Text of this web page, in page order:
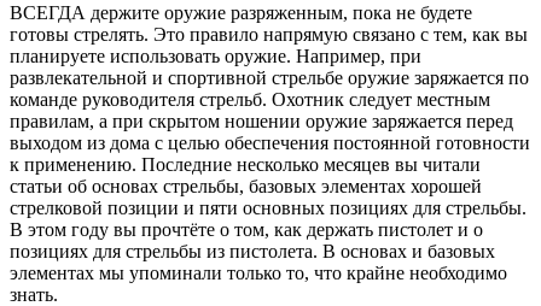
ВСЕГДА держите оружие разряженным, пока не будете
готовы стрелять. Это правило напрямую связано с тем, как вы
планируете использовать оружие. Например, при
развлекательной и спортивной стрельбе оружие заряжается по
команде руководителя стрельб. Охотник следует местным
правилам, а при скрытом ношении оружие заряжается перед
выходом из дома с целью обеспечения постоянной готовности
к применению. Последние несколько месяцев вы читали
статьи об основах стрельбы, базовых элементах хорошей
стрелковой позиции и пяти основных позициях для стрельбы.
В этом году вы прочтёте о том, как держать пистолет и о
позициях для стрельбы из пистолета. В основах и базовых
элементах мы упоминали только то, что крайне необходимо
знать.